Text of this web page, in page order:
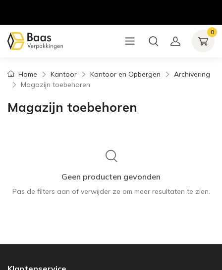
0
Home Kantoor Kantoor en Opbergen
Archivering
Magazijn toebehoren
Magazijn toebehoren
Geen producten gevonden
Pas de filters aan of verwijder ze om meer resultaten te zien.